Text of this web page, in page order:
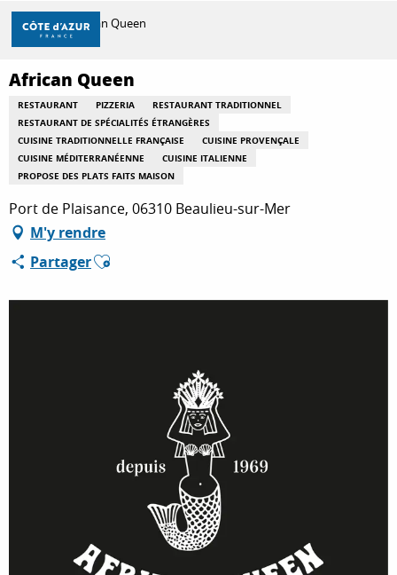
Aller
contenu
principal
DÉCOUVRIR
À FAIRE
SÉJOURNER
Accueil African Queen
African Queen
RESTAURANT PIZZERIA
RESTAURANT TRADITIONNEL
RESTAURANT DE SPÉCIALITÉS ÉTRANGÈRES
CUISINE TRADITIONNELLE FRANÇAISE
CUISINE PROVENÇALE
CUISINE MÉDITERRANÉENNE
CUISINE ITALIENNE
PROPOSE DES PLATS FAITS MAISON
Port de Plaisance, 06310 Beaulieu-sur-Mer
M'y rendre
PartagerAjouter aux favoris